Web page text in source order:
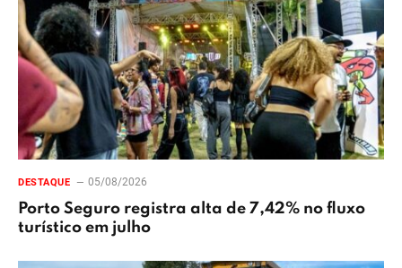
DESTAQUE 05/08/2026
Porto Seguro registra alta de 7,42% no fluxo
turístico em julho